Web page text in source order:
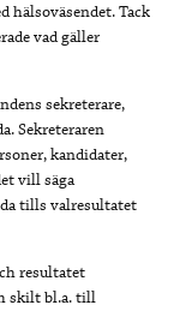
hälsoväsendet. Tack
vad gäller
sekreterare,
Sekreteraren
kandidater,
vill säga
tills valresultatet
resultatet
skilt bl.a. till